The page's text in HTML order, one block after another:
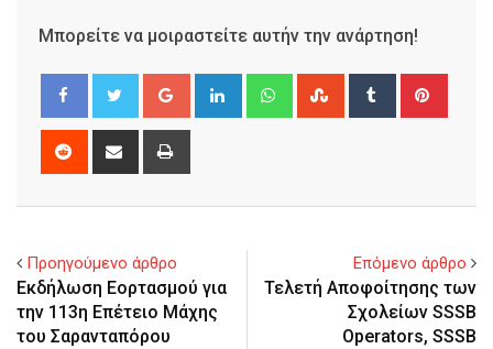
Μπορείτε να μοιραστείτε αυτήν την ανάρτηση!
Google+ LinkedIn WhatsappStumbleUpon
Tumblr
Reddit
Share
Προηγούμενο άρθρο
Εκδήλωση Εορτασμού για
την 113η Επέτειο Μάχης
του Σαρανταπόρου
Επόμενο άρθρο
Τελετή Αποφοίτησης των
Σχολείων SSSB
Operators, SSSB